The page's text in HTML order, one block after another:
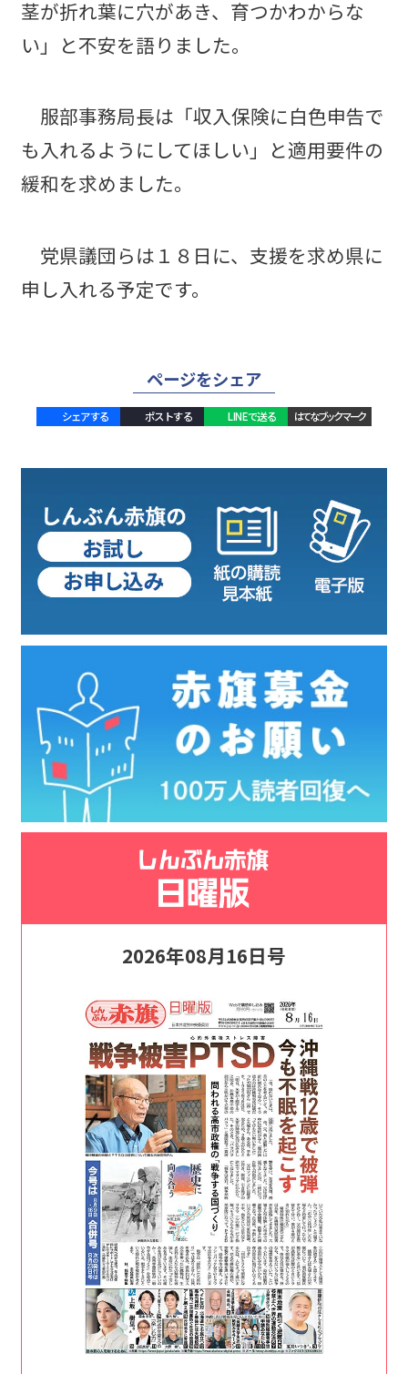
茎が折れ葉に穴があき、育つかわからな
い」と不安を語りました。
服部事務局長は「収入保険に白色申告で
も入れるようにしてほしい」と適用要件の
緩和を求めました。
党県議団らは１８日に、支援を求め県に
申し入れる予定です。
ページをシェア
シェアする ポストする LINEで送る はてなブックマーク
2026年08月16日号